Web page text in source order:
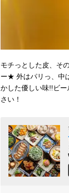
モチっとした皮、そ
ー★ 外はパリっ、中
かした優しい味!!ビ
さい！